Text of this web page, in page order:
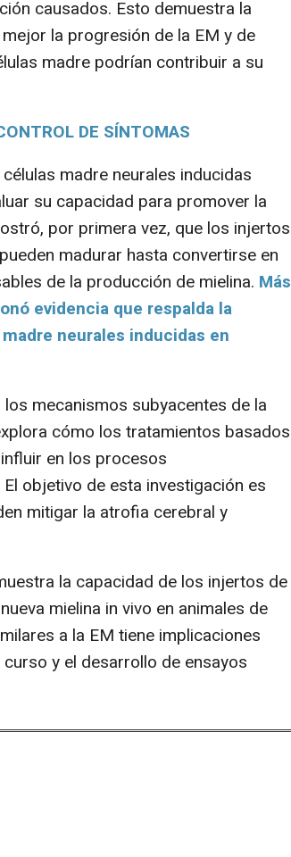
causados. Esto demuestra la
la progresión de la EM y de
madre podrían contribuir a su
DE SÍNTOMAS
madre neurales inducidas
su capacidad para promover la
por primera vez, que los injertos
madurar hasta convertirse en
de la producción de mielina. Más
evidencia que respalda la
neurales inducidas en
mecanismos subyacentes de la
cómo los tratamientos basados
en los procesos
objetivo de esta investigación es
mitigar la atrofia cerebral y
la capacidad de los injertos de
mielina in vivo en animales de
a la EM tiene implicaciones
y el desarrollo de ensayos